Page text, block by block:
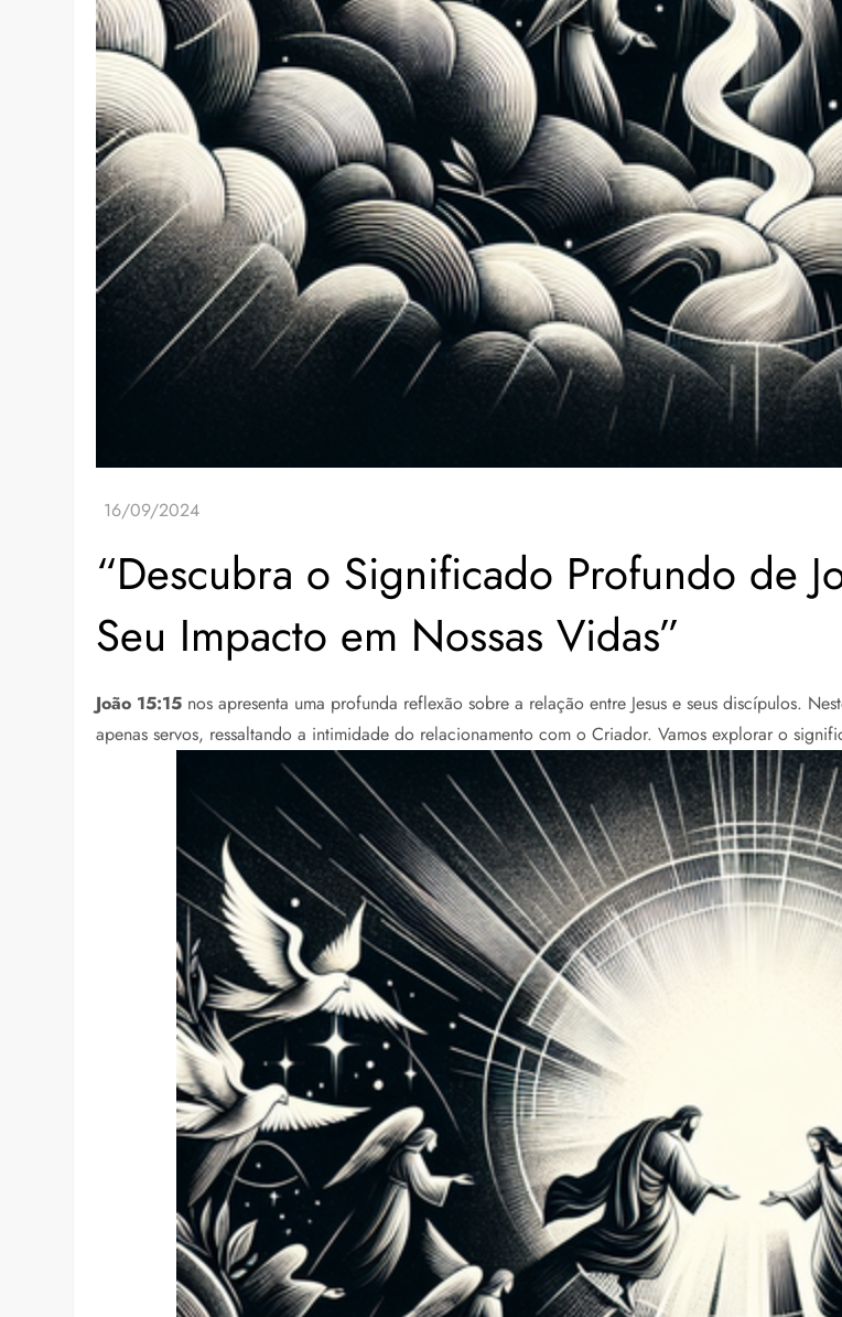
“Descubra o Significado Profundo de
Seu Impacto em Nossas Vidas”
João 15:15 nos apresenta uma profunda reflexão sobre a relação entre Jesus e seus discípulos.
apenas servos, ressaltando a intimidade do relacionamento com o Criador. Vamos explorar o